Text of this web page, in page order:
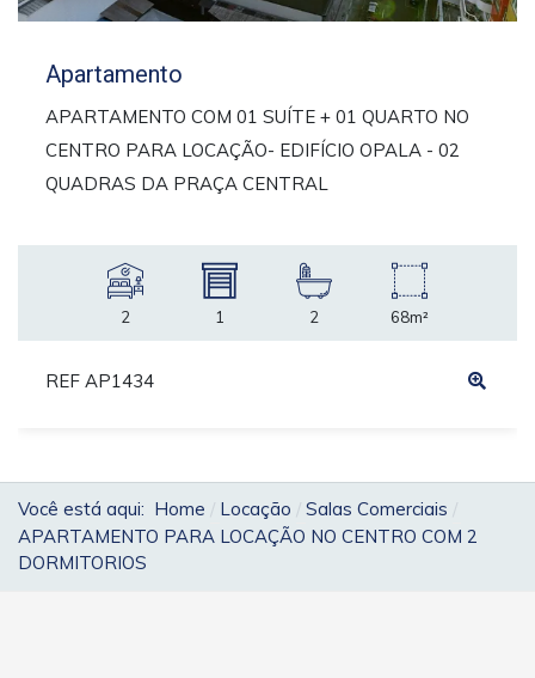
Apartamento
APARTAMENTO COM 01 SUÍTE + 01 QUARTO NO
CENTRO PARA LOCAÇÃO- EDIFÍCIO OPALA - 02
QUADRAS DA PRAÇA CENTRAL
2 1 2 68m²
REF AP1434
Você está aqui: Home Locação
Salas Comerciais
APARTAMENTO PARA LOCAÇÃO NO CENTRO COM 2
DORMITORIOS